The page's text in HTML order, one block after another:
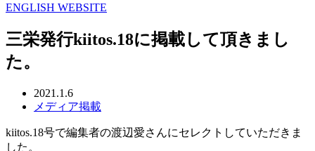
ENGLISH WEBSITE
三栄発行kiitos.18に掲載して頂きまし
た。
2021.1.6
メディア掲載
kiitos.18号で編集者の渡辺愛さんにセレクトしていただきま
した。